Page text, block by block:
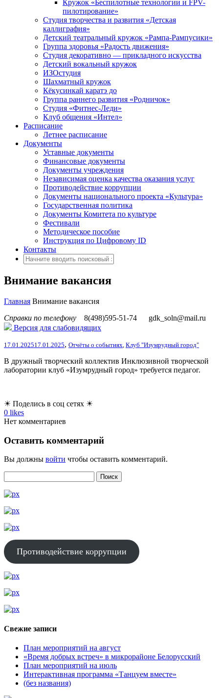
Кружок «Беспилотные технологии и FPV-
пилотирование»
Студия творчества и развития «Детская
каллиграфия»
Детский театральный кружок «Рампа-Рампусики»
Группа здоровья «Радость движения»
Студия декоративно — прикладного искусства
Детский вокальный кружок
ИЗОстудия
Шахматный кружок
Кёкусинкай каратэ до
Группа раннего развития «Родничок»
Cтудия «Фитнес-Леди»
Клуб общения «Интел»
Расписание
Летнее расписание
Документы
Уставные документы
Финансовые документы
Документы учреждения
Независимая оценка качества оказания услуг
Противодействие коррупции
Документы национального проекта «Культура»
Государственная политика
Документы Комитета по культуре
Фестивали
Методическое пособие
Инструкция по Цифровому ID
Контакты
Внимание вакансия
Главная Внимание вакансия
Справки по телефону
8(498)595-51-74
gdk_soln@mail.ru
Версия для слабовидящих
17.01.202517.01.2025, Отчёты о событиях Клуб "Изумрудный город"
В дружный творческий коллектив Инклюзивной творческой
лаборатории клуб «Изумрудный город» требуется педагог.
☀ Поделись в соц сетях ☀
0 likes
Нет комментариев
Оставить комментарий
Вы должны войти чтобы оставить комментарий.
Противодействие коррупции
Свежие записи
План мероприятий на август
«Время добрых встреч» в микрорайоне Белорусский
План мероприятий на июль
Интерактивная программа «Танцуем вместе»
(без названия)